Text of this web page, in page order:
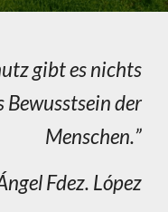
gibt es nichts
Bewusstsein der
Menschen.”
Fdez. López